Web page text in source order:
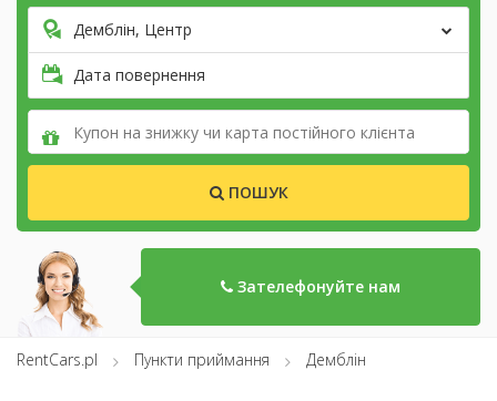
Демблін, Центр
Дата повернення
ПОШУК
Зателефонуйте нам
RentCars.pl Пункти приймання Демблін